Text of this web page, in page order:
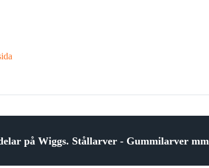
på Wiggs. Stållarver - Gummilarver mm